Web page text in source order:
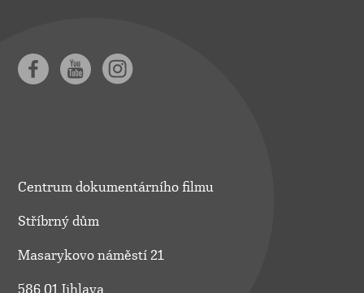
Centrum dokumentárního filmu
Stříbrný dům
Masarykovo náměstí 21
586 01 Jihlava